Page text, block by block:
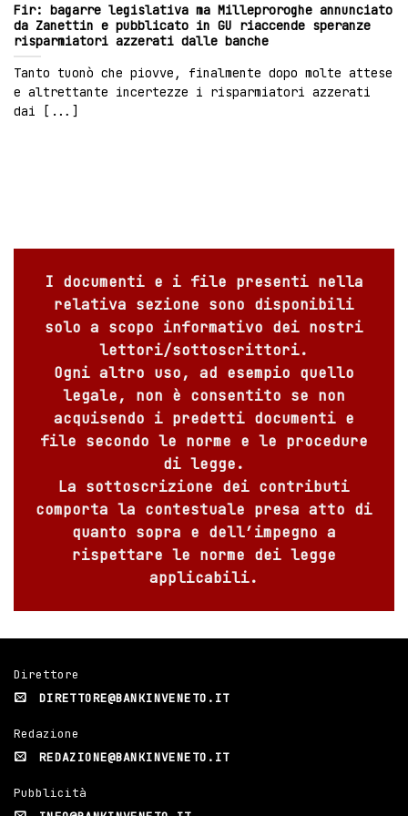
Fir: bagarre legislativa ma Milleproroghe annunciato
da Zanettin e pubblicato in GU riaccende speranze
risparmiatori azzerati dalle banche
Tanto tuonò che piovve, finalmente dopo molte attese
e altrettante incertezze i risparmiatori azzerati
dai [...]
I documenti e i file presenti nella
relativa sezione sono disponibili
solo a scopo informativo dei nostri
lettori/sottoscrittori.
Ogni altro uso, ad esempio quello
legale, non è consentito se non
acquisendo i predetti documenti e
file secondo le norme e le procedure
di legge.
La sottoscrizione dei contributi
comporta la contestuale presa atto di
quanto sopra e dell’impegno a
rispettare le norme dei legge
applicabili.
Direttore
DIRETTORE@BANKINVENETO.IT
Redazione
REDAZIONE@BANKINVENETO.IT
Pubblicità